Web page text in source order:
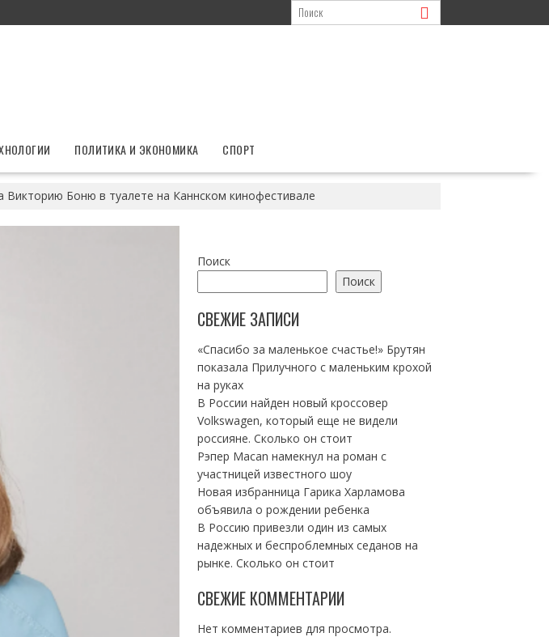
ПОЛИТИКА И ЭКОНОМИКА СПОРТ
Викторию Боню в туалете на Каннском кинофестивале
Поиск
Поиск
СВЕЖИЕ ЗАПИСИ
«Спасибо за маленькое счастье!» Брутян
показала Прилучного с маленьким крохой
на руках
В России найден новый кроссовер
Volkswagen, который еще не видели
россияне. Сколько он стоит
Рэпер Macan намекнул на роман с
участницей известного шоу
Новая избранница Гарика Харламова
объявила о рождении ребенка
В Россию привезли один из самых
надежных и беспроблемных седанов на
рынке. Сколько он стоит
СВЕЖИЕ КОММЕНТАРИИ
Нет комментариев для просмотра.